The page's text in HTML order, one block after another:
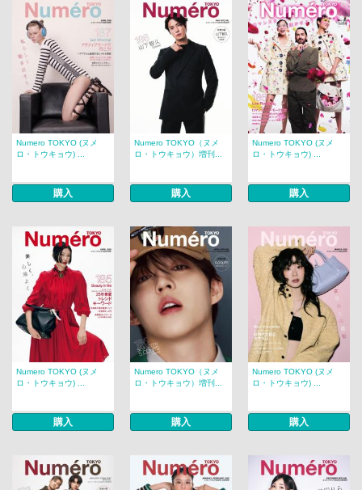
Numero TOKYO (ヌメ
ロ・トウキョウ) ...
購入
Numero TOKYO（ヌメ
ロ・トウキョウ）増刊...
購入
Numero TOKYO (ヌメ
ロ・トウキョウ) ...
購入
Numero TOKYO (ヌメ
ロ・トウキョウ) ...
購入
Numero TOKYO（ヌメ
ロ・トウキョウ）増刊...
購入
Numero TOKYO (ヌメ
ロ・トウキョウ) ...
購入